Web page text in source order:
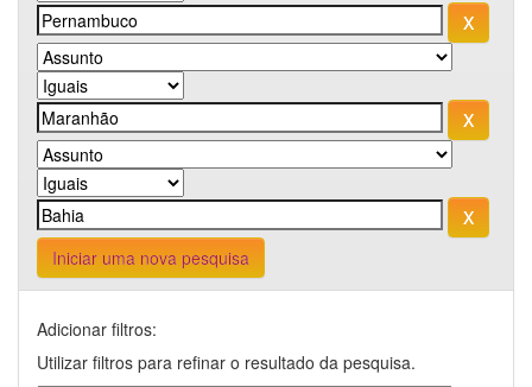
Iniciar uma nova pesquisa
Adicionar filtros:
Utilizar filtros para refinar o resultado da pesquisa.